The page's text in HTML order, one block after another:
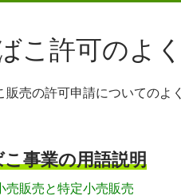
こ許可のよ
販売の許可申請についてのよ
事業の用語説明
売販売と特定小売販売